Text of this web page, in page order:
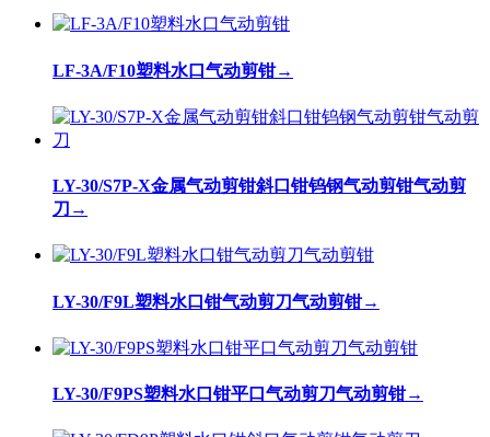
LF-3A/F10塑料水口气动剪钳→
LY-30/S7P-X金属气动剪钳斜口钳钨钢气动剪钳气动剪
刀 →
LY-30/F9L塑料水口钳气动剪刀气动剪钳→
LY-30/F9PS塑料水口钳平口气动剪刀气动剪钳→